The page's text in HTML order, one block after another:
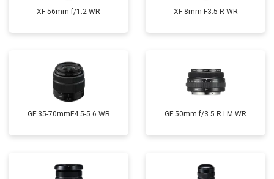
XF 56mm f/1.2 WR XF 8mm F3.5 R WR
GF 35-70mmF4.5-5.6 WR GF 50mm f/3.5 R LM WR